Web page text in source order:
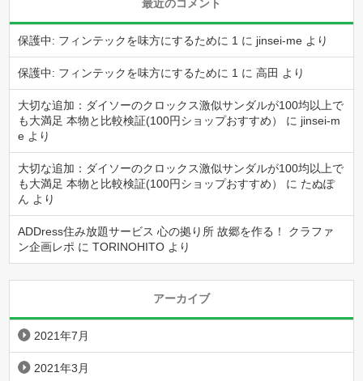
最近のコメント
保護中: フィンテックを味方にするために 1 に jinsei-me より
保護中: フィンテックを味方にするために 1 に高田 より
大切な追加：ダイソーのクロックス激似サンダルが100均以上で
も大満足 本物と比較検証(100円ショップおすすめ）
に jinsei-m
e より
大切な追加：ダイソーのクロックス激似サンダルが100均以上で
も大満足 本物と比較検証(100円ショップおすすめ）
に たぬぽ
ん より
ADDress住み放題サービス 心の拠り所 故郷を作る！ クラファ
ン企画レポ にTORINOHITO より
アーカイブ
2021年7月
2021年3月